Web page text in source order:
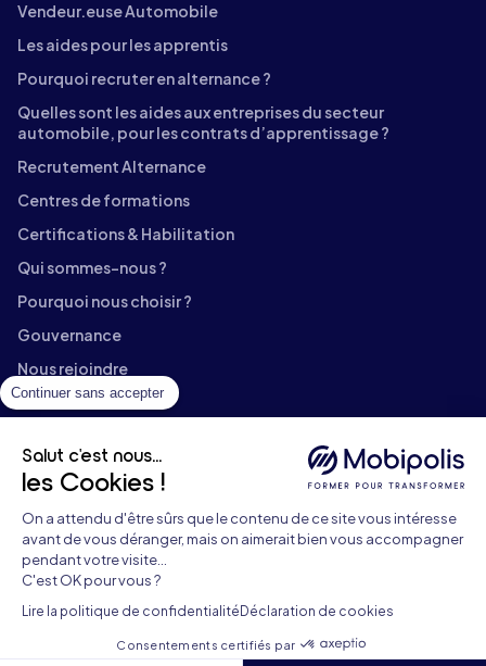
Continuer sans accepter
Salut c'est nous...
les Cookies !
On a attendu d'être sûrs que le contenu de ce site vous intéresse
avant de vous déranger, mais on aimerait bien vous accompagner
pendant votre visite...
C'est OK pour vous ?
Lire la politique de confidentialité Déclaration de cookies
Consentements certifiés par
Vendeur.euse Automobile
Les aides pour les apprentis
Pourquoi recruter en alternance ?
Quelles sont les aides aux entreprises du secteur
automobile, pour les contrats d’apprentissage ?
Recrutement Alternance
Centres de formations
Certifications & Habilitation
Qui sommes-nous ?
Pourquoi nous choisir ?
Gouvernance
Nous rejoindre
Contact
Documents téléchargeables
Catalogue de formation
Blog
Contact formation alternance :09 86 86 07 28
Mentions légales Plan du site • Données personnelles
Aide & FAQ•Accessibilité